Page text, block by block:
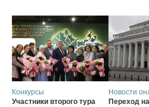
Конкурсы
Участники второго тура
Новости
Переход